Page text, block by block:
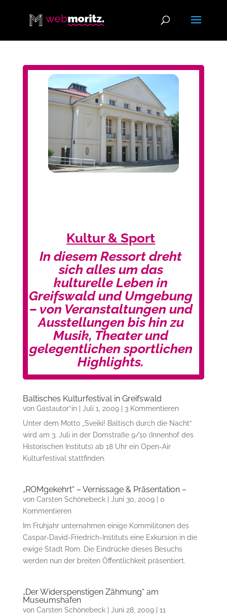
Kultur & Sport
In diesem Ressort dreht
sich alles um das
kulturelle Leben in
Greifswald und Umgebung
– von Veranstaltungen und
Ausstellungen bis hin zu
Musik, Theater und
gelegentlichen sportlichen
Highlights.
Baltisches Kulturfestival in Greifswald
von Gastautor*in| Juli 1, 2009| 3 Kommentieren
Unter dem Motto „Sveiki! Baltisch durch die Nacht“
wird am 3. Juli in der Domstraße 9/10 (Innenhof des
Historischen Instituts) ab 18 Uhr ein Open-Air
Kulturfestival stattfinden.
„ROMgekehrt“ – Vernissage & Präsentation –
von Carsten Schönebeck| Juni 30, 2009| 0
Kommentieren
Im Frühjahr unternahmen einige Kommilitonen des
Caspar-David-Friedrich-Instituts eine Exkursion in die
ewige Stadt Rom. Die Eindrücke dieses Besuchs
werden nun der breiten Öffentlichkeit präsentiert.
„Der Widerspenstigen Zähmung“ am
Museumshafen
von Carsten Schönebeck| Juni 28, 2009| 11